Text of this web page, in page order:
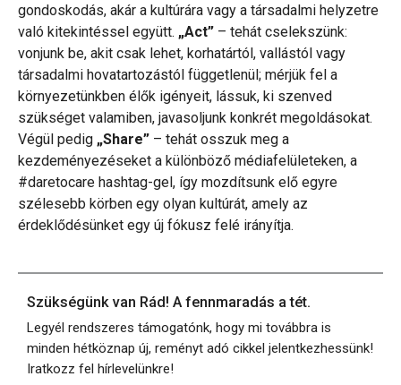
gondoskodás, akár a kultúrára vagy a társadalmi helyzetre
való kitekintéssel együtt. „Act” – tehát cselekszünk:
vonjunk be, akit csak lehet, korhatártól, vallástól vagy
társadalmi hovatartozástól függetlenül; mérjük fel a
környezetünkben élők igényeit, lássuk, ki szenved
szükséget valamiben, javasoljunk konkrét megoldásokat.
Végül pedig „Share” – tehát osszuk meg a
kezdeményezéseket a különböző médiafelületeken, a
#daretocare hashtag-gel, így mozdítsunk elő egyre
szélesebb körben egy olyan kultúrát, amely az
érdeklődésünket egy új fókusz felé irányítja.
Szükségünk van Rád! A fennmaradás a tét.
Legyél rendszeres támogatónk, hogy mi továbbra is
minden hétköznap új, reményt adó cikkel jelentkezhessünk!
Iratkozz fel hírlevelünkre!